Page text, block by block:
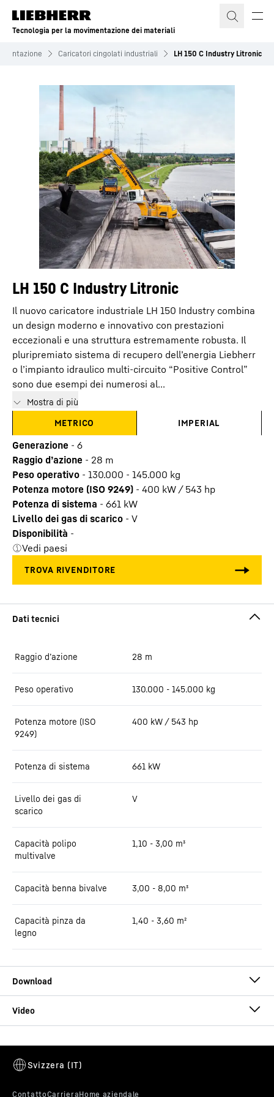
Tecnologia per la movimentazione dei materiali
Caricatori cingolati industriali LH 150 C Industry Litronic
LH 150 C Industry Litronic
Il nuovo caricatore industriale LH 150 Industry combina
un design moderno e innovativo con prestazioni
eccezionali e una struttura estremamente robusta. Il
pluripremiato sistema di recupero dell’energia Liebherr
o l’impianto idraulico multi-circuito “Positive Control”
sono due esempi dei numerosi al...
Mostra di più
METRICO
IMPERIAL
Generazione - 6
Raggio d’azione - 28 m
Peso operativo - 130.000 - 145.000 kg
Potenza motore (ISO 9249) - 400 kW / 543 hp
Potenza di sistema - 661 kW
Livello dei gas di scarico - V
Disponibilità -
Vedi paesi
Raggio d’azione 28 m
Peso operativo 130.000 - 145.000 kg
Potenza motore (ISO
9249)
400 kW / 543 hp
Potenza di sistema 661 kW
Livello dei gas di
scarico
V
Capacità polipo
multivalve
1,10 - 3,00 m³
Capacità benna bivalve 3,00 - 8,00 m³
Capacità pinza da
legno
1,40 - 3,60 m²
Brochure LH 150 Industry Litronic
personali (indirizzo IP compreso) vengono trasmessi a Google e